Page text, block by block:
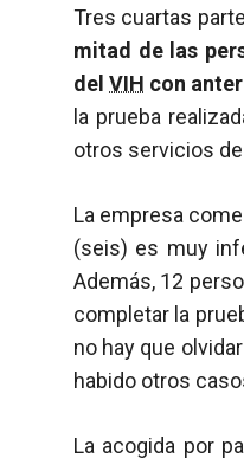
Tres cuartas
mitad de las
delVIH con
la prueba
otros servicios
La empresa
(seis) es muy
Además, 12
completar la
no hay que
habido otros
La acogida por